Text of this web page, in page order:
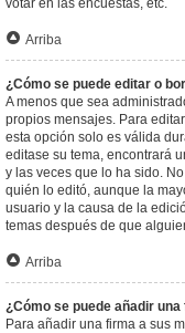
votar en las encuestas, etc.
Arriba
¿Cómo se puede editar o
A menos que sea
propios mensajes. Para
esta opción solo es válida
editase su tema, encontrará
y las veces que lo ha sido.
quién lo editó, aunque la
usuario y la causa de la
temas después de que
Arriba
¿Cómo se puede añadir
Para añadir una firma a sus